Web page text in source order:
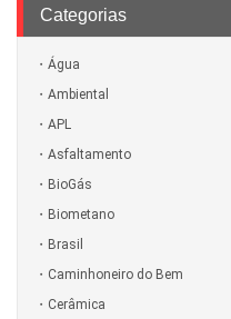
Categorias
Água
Ambiental
APL
Asfaltamento
BioGás
Biometano
Brasil
Caminhoneiro do Bem
Cerâmica